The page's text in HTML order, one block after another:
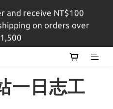
結帳金額滿$1,500即享免
and receive NT$100
on orders over
結帳金額滿$1,500即享免
運 一日志工